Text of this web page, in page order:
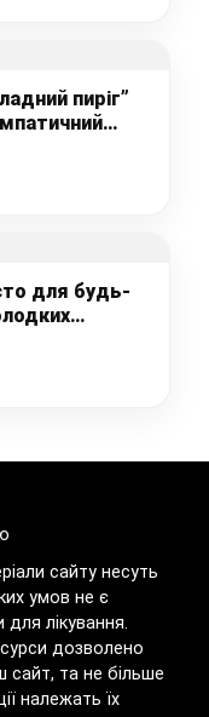
пиріг”
рецепт
для будь-
сайту несуть
умов не є
лікування.
дозволено
сайт, та не більше
належать їх